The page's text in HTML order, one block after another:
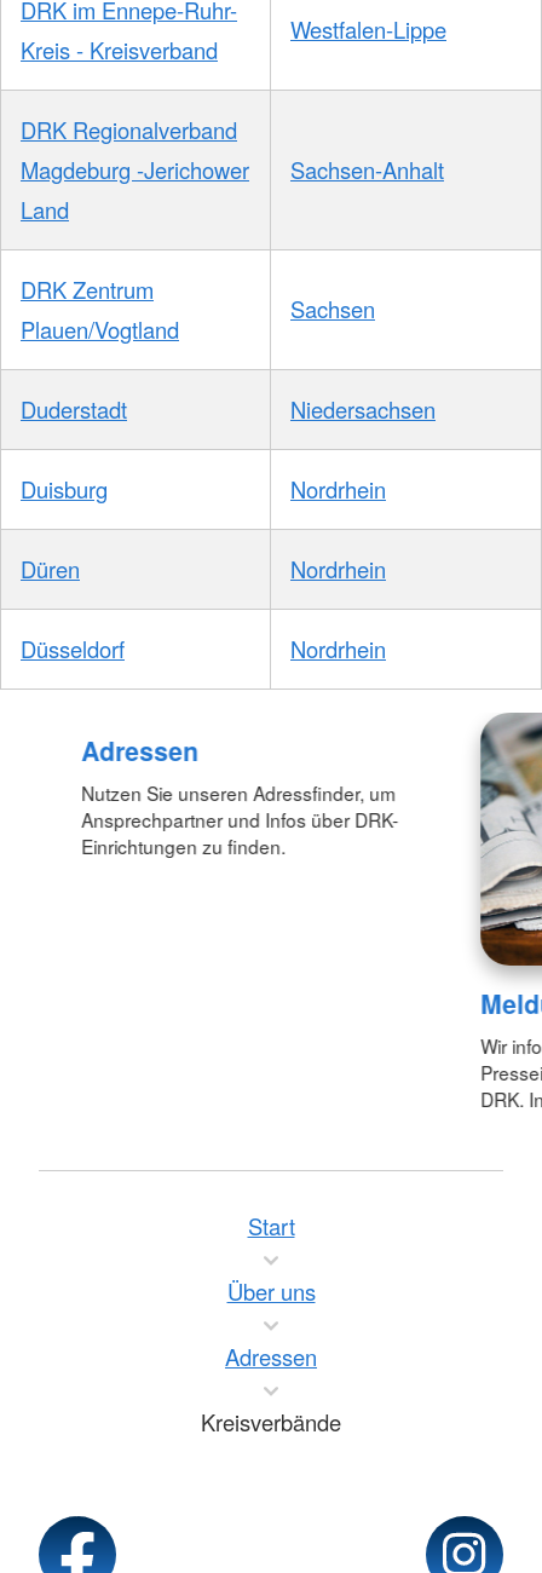
DRK im Ennepe-Ruhr-
Kreis - Kreisverband
Westfalen-Lippe
DRK Regionalverband
Magdeburg -Jerichower
Land
Sachsen-Anhalt
DRK Zentrum
Plauen/Vogtland
Sachsen
Duderstadt Niedersachsen
Duisburg Nordrhein
Düren Nordrhein
Düsseldorf Nordrhein
Adressen
Nutzen Sie unseren Adressfinder, um
Ansprechpartner und Infos über DRK-
Einrichtungen zu finden.
Wir
DRK.
Start
Über uns
Adressen
Kreisverbände